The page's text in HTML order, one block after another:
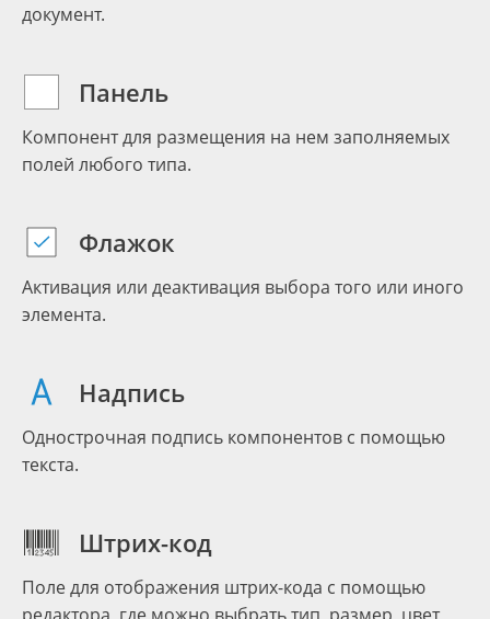
документ.
Панель
Компонент для размещения на нем заполняемых
полей любого типа.
Флажок
Активация или деактивация выбора того или иного
элемента.
Надпись
Однострочная подпись компонентов с помощью
текста.
Штрих-код
Поле для отображения штрих-кода с помощью
редактора, где можно выбрать тип, размер, цвет